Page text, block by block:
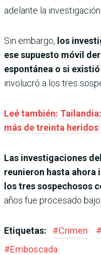
adelante la investigación.
Sin embargo, los
ese supuesto móvil
espontánea o si
involucró a los tres
Leé también:
más de treinta
Las investigaciones
reunieron hasta ahora
los tres sospechosos
años fue procesado
Etiquetas: #Crimen #
#Emboscada